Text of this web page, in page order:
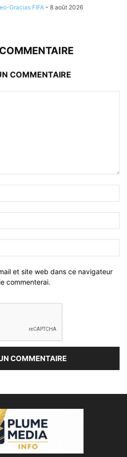
Gracias FIFA - 8 août 2026
COMMENTAIRE
et site web dans ce navigateur
commenterai.